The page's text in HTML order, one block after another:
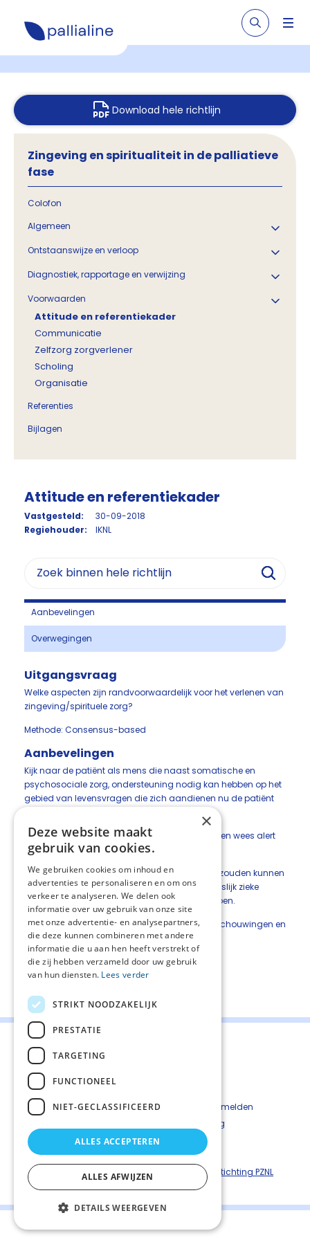
Download hele richtlijn
Zingeving en spiritualiteit in de palliatieve
fase
Colofon
Algemeen
Ontstaanswijze en verloop
Diagnostiek, rapportage en verwijzing
Voorwaarden
Attitude en referentiekader
Communicatie
Zelfzorg zorgverlener
Scholing
Organisatie
Referenties
Bijlagen
Attitude en referentiekader
Vastgesteld:
30-09-2018
Regiehouder:
IKNL
Aanbevelingen
Overwegingen
Uitgangsvraag
Welke aspecten zijn randvoorwaardelijk voor het verlenen van
zingeving/spirituele zorg?
Methode: Consensus-based
Aanbevelingen
Kijk naar de patiënt als mens die naast somatische en
psychosociale zorg, ondersteuning nodig kan hebben op het
gebied van levensvragen die zich aandienen nu de patiënt
Neem een open niet-oordelende houding aan en wees alert
op verbale en non-verbale signalen.
Bedenk (als reflectie) welke vragen bij u boven zouden kunnen
komen als uzelf in de situatie van een ongeneeslijk zieke
patiënt zou verkeren en wat dit met uzelf zou doen.
Verdiep u in de meest voorkomende levensbeschouwingen en
culturen in uw praktijk.
Deel deze pagina:
Contact
Kwetsbaarheid melden
Privacyverkaring
Disclaimer
Richtlijnen palliatieve zorg is een uitgave van © Stichting PZNL
×
Deze website maakt
gebruik van cookies.
We gebruiken cookies om inhoud en
advertenties te personaliseren en om ons
verkeer te analyseren. We delen ook
informatie over uw gebruik van onze site
met onze advertentie- en analysepartners,
die deze kunnen combineren met andere
informatie die u aan hen heeft verstrekt of
die zij hebben verzameld door uw gebruik
van hun diensten. Lees verder
STRIKT NOODZAKELIJK
PRESTATIE
TARGETING
FUNCTIONEEL
NIET-GECLASSIFICEERD
ALLES ACCEPTEREN
ALLES AFWIJZEN
DETAILS WEERGEVEN